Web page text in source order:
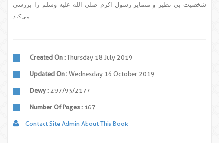
شخصیت بی نظیر و متمایز رسول اکرم صلی الله علیه وسلم را بررسی
Created On : Thursday 18 July 2019
Updated On : Wednesday 16 October 2019
Dewy : 297/93/2177
Number Of Pages : 167
Contact Site Admin About This Book